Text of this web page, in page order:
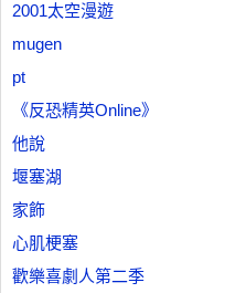
2001太空漫遊
mugen
pt
《反恐精英Online》
他說
堰塞湖
家飾
心肌梗塞
歡樂喜劇人第二季